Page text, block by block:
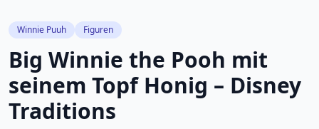
Winnie Puuh Figuren
Big Winnie the Pooh mit
seinem Topf Honig – Disney
Traditions